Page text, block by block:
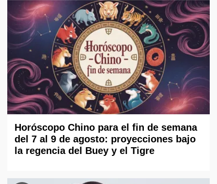
Horóscopo Chino para el fin de semana
del 7 al 9 de agosto: proyecciones bajo
la regencia del Buey y el Tigre